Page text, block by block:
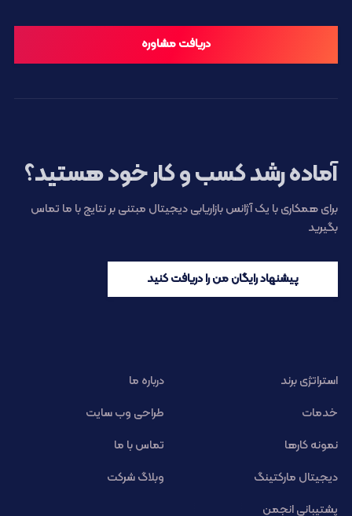
دریافت مشاوره
آماده رشد کسب و کار خود هستید؟
برای همکاری با یک آژانس بازاریابی دیجیتال مبتنی بر نتایج با ما تماس
بگیرید
پیشنهاد رایگان من را دریافت کنید
استراتژی برند
درباره ما
خدمات
طراحی وب سایت
نمونه کارها
تماس با ما
دیجیتال مارکتینگ
وبلاگ شرکت
پشتیبانی انجمن